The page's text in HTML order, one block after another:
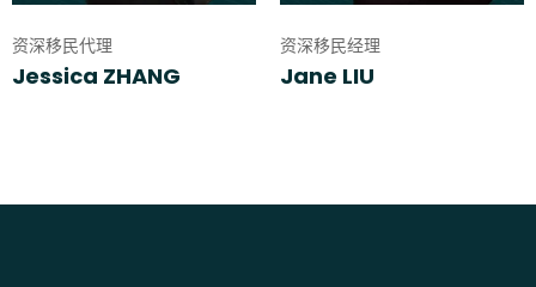
资深移民代理
Jessica ZHANG
资深移民经理
Jane LIU